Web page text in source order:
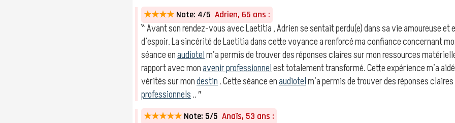
★★★★ Note: 4/5 Adrien, 65 ans :
‶ Avant son rendez-vous avec Laetitia , Adrien se sentait perdu(e) dans sa vie amoureuse
d’espoir. La sincérité de Laetitia dans cette voyance a renforcé ma confiance concernant
séance enaudiotelm’a permis de trouver des réponses claires sur mon ressources
rapport avec monavenir professionnelest totalement transformé. Cette expérience m’a
vérités sur mondestin. Cette séance enaudiotelm’a permis de trouver des réponses
professionnels.. ″
★★★★★ Note: 5/5 Anaïs, 53 ans :